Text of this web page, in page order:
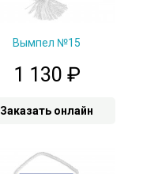
Вымпел №15
1 130 ₽
Заказать онлайн